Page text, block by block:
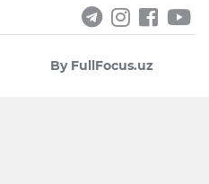
By FullFocus.uz